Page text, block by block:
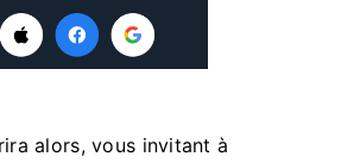
alors, vous invitant à